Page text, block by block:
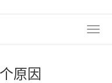
原因